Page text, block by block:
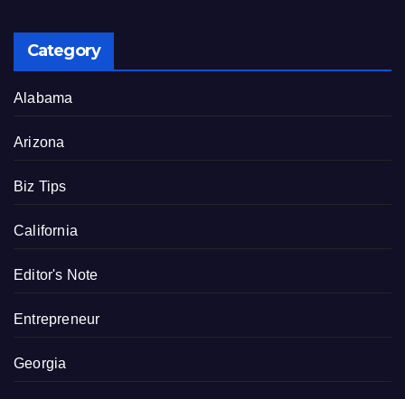
Category
Alabama
Arizona
Biz Tips
California
Editor's Note
Entrepreneur
Georgia